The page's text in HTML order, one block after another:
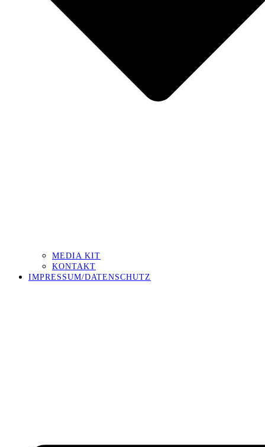
MEDIA KIT
KONTAKT
IMPRESSUM/DATENSCHUTZ